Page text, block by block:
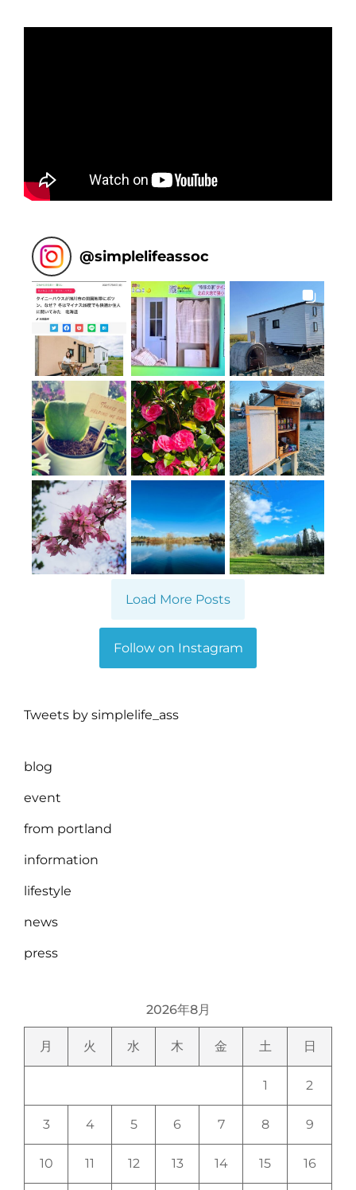
@simplelifeassoc
Load More Posts
Follow on Instagram
Tweets by simplelife_ass
blog
event
from portland
information
lifestyle
news
press
2026年8月
月 火 水 木 金 土 日
1 2
3 4 5 6 7 8 9
10 11 12 13 14 15 16